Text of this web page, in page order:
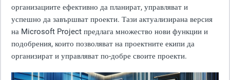
организациите ефективно да планират, управляват и
успешно да завършват проекти. Тази актуализирана версия
на Microsoft Project предлага множество нови функции и
подобрения, които позволяват на проектните екипи да
организират и управляват по-добре своите проекти.